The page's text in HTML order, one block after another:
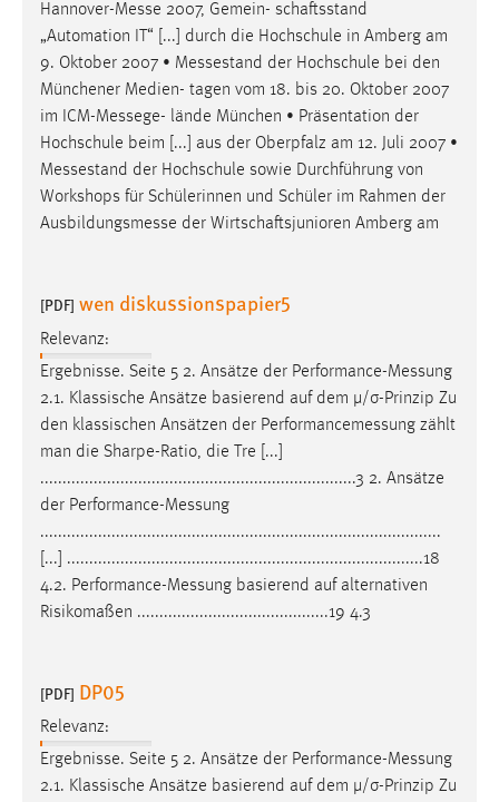
Hannover-Messe 2007, Gemein- schaftsstand
„Automation IT“ [...] durch die Hochschule in Amberg am
9. Oktober 2007 • Messestand der Hochschule bei den
Münchener Medien- tagen vom 18. bis 20. Oktober 2007
im
ICM-Messege- lände München • Präsentation der
Hochschule beim [...] aus der Oberpfalz am 12. Juli 2007 •
Messestand der Hochschule sowie Durchführung von
Workshops für Schülerinnen und Schüler im Rahmen der
Ausbildungsmesse der Wirtschaftsjunioren Amberg am
[PDF] wen diskussionspapier5
Relevanz:
Ergebnisse. Seite 5 2. Ansätze der Performance-Messung
2.1. Klassische Ansätze basierend auf dem µ/σ-Prinzip Zu
den klassischen Ansätzen der Performancemessung zählt
man die Sharpe-Ratio, die Tre [...]
.......................................................................3 2. Ansätze
der Performance-Messung
..........................................................................................
[...] ................................................................................18
4.2. Performance-Messung basierend auf alternativen
Risikomaßen ...........................................19 4.3
[PDF] DP05
Relevanz:
Ergebnisse. Seite 5 2. Ansätze der Performance-Messung
2.1. Klassische Ansätze basierend auf dem µ/σ-Prinzip Zu